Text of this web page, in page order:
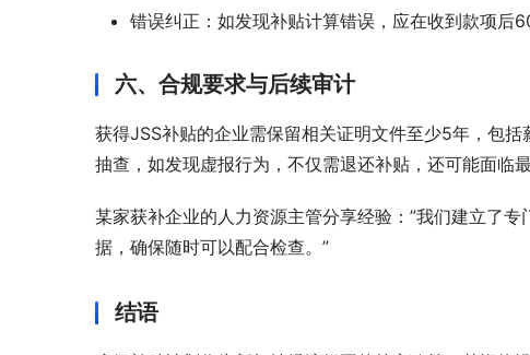
错误纠正：如发现补贴计算错误，应在收到款项后
六、合规要求与后续审计
获得JSS补贴的企业需保留相关证明文件至少5年，包
抽查，如发现虚报行为，不仅需退还补贴，还可能面临
某家获补企业的人力资源主管分享经验：”我们建立了
据，确保随时可以配合检查。”
结语